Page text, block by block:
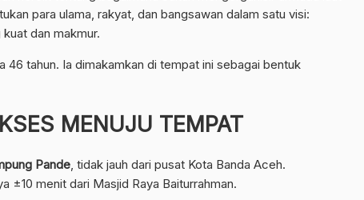
para ulama, rakyat, dan bangsawan dalam satu visi:
dan makmur.
46 tahun. Ia dimakamkan di tempat ini sebagai bentuk
MENUJU TEMPAT
Pande , tidak jauh dari pusat Kota Banda Aceh.
±10 menit dari Masjid Raya Baiturrahman.